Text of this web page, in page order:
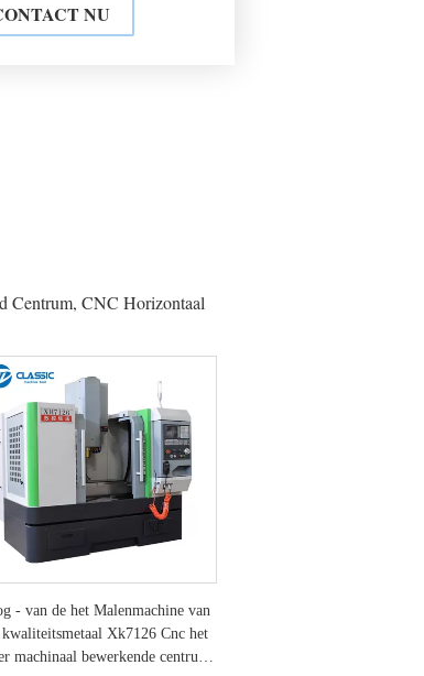
NU
Centrum, CNC Horizontaal
- van de het Malenmachine van
Xk7126 Cnc het
machinaal bewerkende centrum